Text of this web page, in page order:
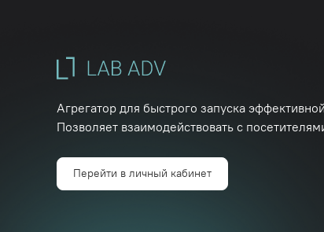
Агрегатор для быстрого запуска
Позволяет взаимодействовать с
Перейти в личный кабинет